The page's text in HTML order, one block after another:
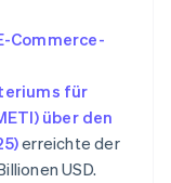
Commerce-
für
über den
erreichte der
USD.